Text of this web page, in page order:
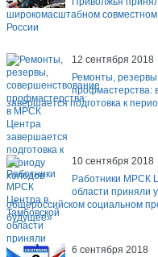
широкомасштабном
России
12 сентября 2018
Ремонты,
завершается подготовка к
10 сентября 2018
Работники МРСК
области приняли
общероссийском социальном
будущее»
6 сентября 2018